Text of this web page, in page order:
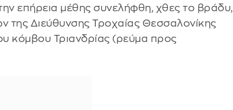
επήρεια μέθης συνελήφθη, χθες το βράδυ,
της Διεύθυνσης Τροχαίας Θεσσαλονίκης
κόμβου Τριανδρίας (ρεύμα προς